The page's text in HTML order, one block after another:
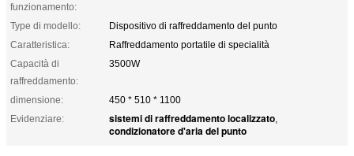
funzionamento:
Type di modello:
Dispositivo di raffreddamento del punto
Caratteristica:
Raffreddamento portatile di specialità
Capacità di
raffreddamento:
3500W
dimensione:
450 * 510 * 1100
Evidenziare:
sistemi di raffreddamento localizzato,
condizionatore d'aria del punto